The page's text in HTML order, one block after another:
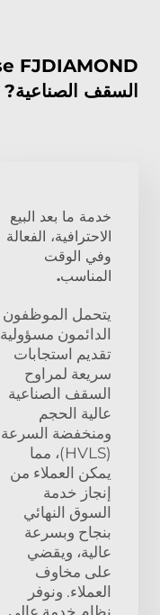
السقف الصناعية?
خدمة ما بعد البيع
الاحترافية، الفعالة
وفي الوقت
المناسب.
يتحمل الموظفون
الدائمون مسؤولية
تقديم استجابات
سريعة لمراوح
السقف الصناعية
عالية الحجم
ومنخفضة السرعة
(HVLS)، مما
يمكن العملاء من
إنجاز خدمة
السوق النهائي
بنجاح وبسرعة
عالية، ويقضي
على مخاوف
العملاء. ونوفر
نظام خدمة عالي